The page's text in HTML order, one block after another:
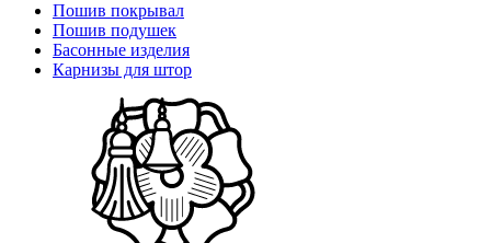
Пошив покрывал
Пошив подушек
Басонные изделия
Карнизы для штор